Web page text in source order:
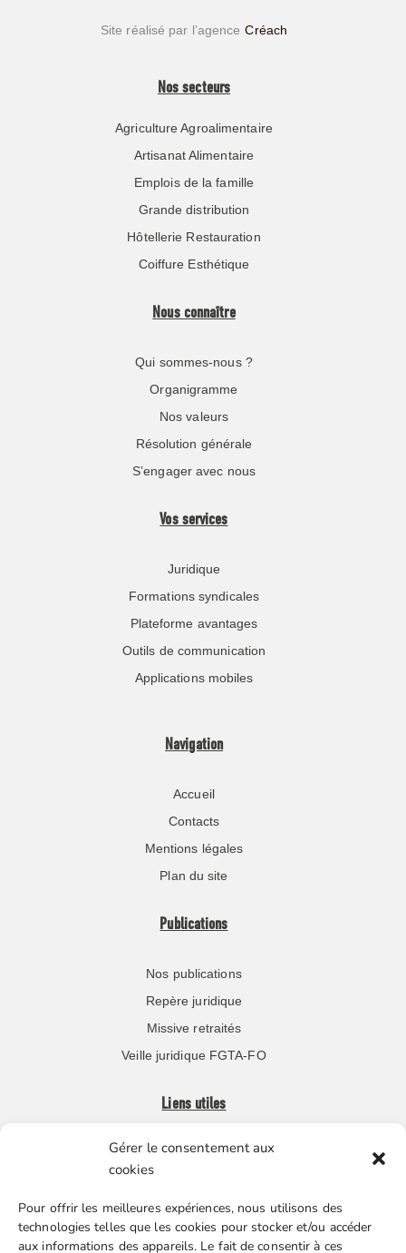
Gérer le consentement aux
cookies
Pour offrir les meilleures expériences, nous utilisons des
technologies telles que les cookies pour stocker et/ou accéder
aux informations des appareils. Le fait de consentir à ces
Site réalisé par l’agence Créach
Nos secteurs
Agriculture Agroalimentaire
Artisanat Alimentaire
Emplois de la famille
Grande distribution
Hôtellerie Restauration
Coiffure Esthétique
Nous connaître
Qui sommes-nous ?
Organigramme
Nos valeurs
Résolution générale
S’engager avec nous
Vos services
Juridique
Formations syndicales
Plateforme avantages
Outils de communication
Applications mobiles
Navigation
Accueil
Contacts
Mentions légales
Plan du site
Publications
Nos publications
Repère juridique
Missive retraités
Veille juridique FGTA-FO
Liens utiles
Boutique en ligne
Nos partenaires
Gestion des cookies